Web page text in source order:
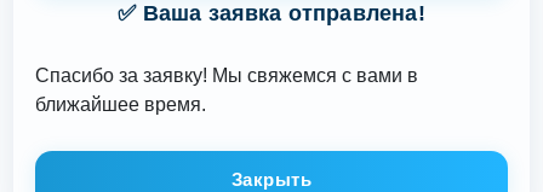
✅ Ваша заявка отправлена!
Спасибо за заявку! Мы свяжемся с вами в
ближайшее время.
Закрыть